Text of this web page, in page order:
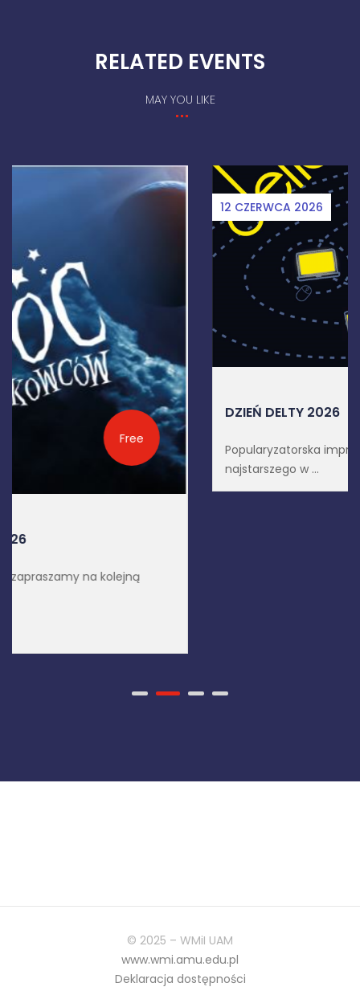
RELATED EVENTS
MAY YOU LIKE
12 CZERWCA 2026
Free
DZIEŃ DELTY 2026
Popularyzatorska impreza czasopisma "Delta”,
© 2025 – WMiI UAM
www.wmi.amu.edu.pl
Deklaracja dostępności